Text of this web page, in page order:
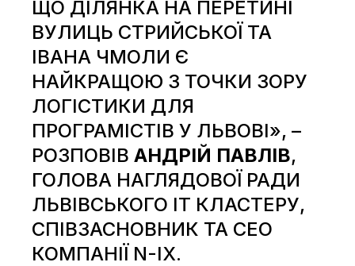
ЩО ДІЛЯНКА НА ПЕРЕТИНІ
ВУЛИЦЬ СТРИЙСЬКОЇ ТА
ІВАНА ЧМОЛИ Є
НАЙКРАЩОЮ З ТОЧКИ ЗОРУ
ЛОГІСТИКИ ДЛЯ
ПРОГРАМІСТІВ У ЛЬВОВІ», –
РОЗПОВІВАНДРІЙ ПАВЛІВ,
ГОЛОВА НАГЛЯДОВОЇ РАДИ
ЛЬВІВСЬКОГО ІТ КЛАСТЕРУ,
СПІВЗАСНОВНИК ТА СЕО
КОМПАНІЇ N-IX.